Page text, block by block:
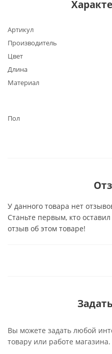
Артикул
Производитель
Цвет
Длина
Материал
Пол
У данного товара нет
Станьте первым, кто оставил
отзыв об этом товаре!
Вы можете задать любой
товару или работе магазина.